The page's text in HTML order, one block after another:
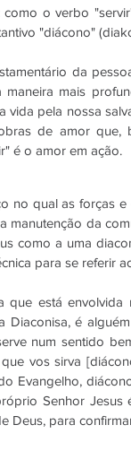
o verbo
"diácono"
da
mais
vida pela nossa
de amor que,
é o amor em ação.
no qual as forças
manutenção da
como a uma
para se referir
que está
Diaconisa, é
num sentido
vos sirva
Evangelho,
Senhor
para